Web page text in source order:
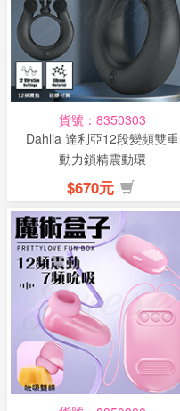
貨號：8350303
Dahlia 達利亞12段變頻雙重
動力鎖精震動環
$670元